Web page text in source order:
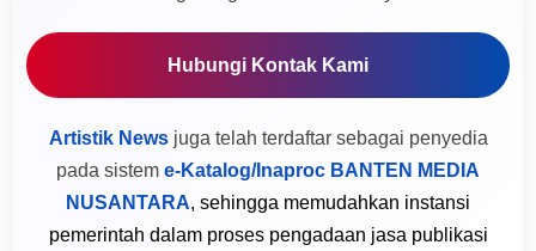
Hubungi Kontak Kami
Artistik Newsjuga telah terdaftar sebagai penyedia
pada sistem e-Katalog/Inaproc BANTEN MEDIA
NUSANTARA, sehingga memudahkan instansi
pemerintah dalam proses pengadaan jasa publikasi